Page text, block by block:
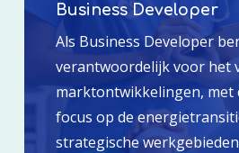
Business Developer
Als Business Developer
verantwoordelijk voor het
marktontwikkelingen, met
focus op de
strategische